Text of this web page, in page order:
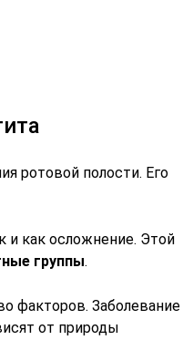
ротовой полости. Его
и как осложнение. Этой
группы.
факторов. Заболевание
от природы